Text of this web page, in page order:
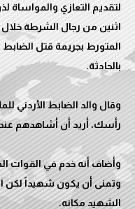
لتقديم التعازي والمواساة
اثنين من رجال الشرطة
وقال والد الضابط الأردني
وأضاف أنه خدم في القوات
وتمنى أن يكون شهيداً لكن